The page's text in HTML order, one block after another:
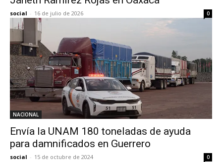
social - 16 de julio de 2026 0
NACIONAL
Envía la UNAM 180 toneladas de ayuda
para damnificados en Guerrero
social - 15 de octubre de 2024 0